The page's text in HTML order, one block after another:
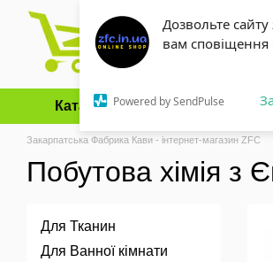
Дозвольте
вам сповіщення
Powered by SendPulse
Перейти до основного контенту
Каталог Оплата і доставка
Закарпатська Фабрика Кави - інтернет-магазин ZFC
Побутова хімія з
Для Тканин
Для Ванної кімнати